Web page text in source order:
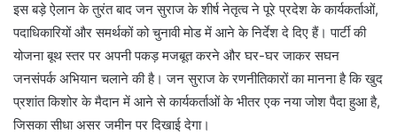
इस बड़े ऐलान के तुरंत बाद जन सुराज के शीर्ष नेतृत्व ने पूरे प्रदेश के कार्यकर्ताओं,
पदाधिकारियों और समर्थकों को चुनावी मोड में आने के निर्देश दे दिए हैं। पार्टी की
योजना बूथ स्तर पर अपनी पकड़ मजबूत करने और घर-घर जाकर सघन
जनसंपर्क अभियान चलाने की है। जन सुराज के रणनीतिकारों का मानना है कि खुद
प्रशांत किशोर के मैदान में आने से कार्यकर्ताओं के भीतर एक नया जोश पैदा हुआ है,
जिसका सीधा असर जमीन पर दिखाई देगा।